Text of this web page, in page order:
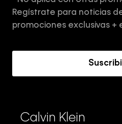
Aviso de privacidad
Términos y Condiciones
Regístrate para noticias
promociones exclusivas +
Calvin Klein